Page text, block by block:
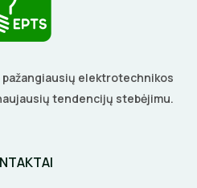
elektrotechnikos
tendencijų stebėjimu.